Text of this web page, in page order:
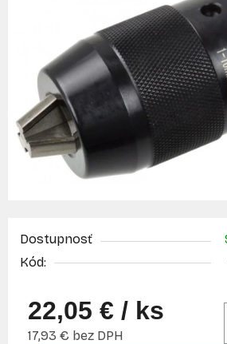
Dostupnosť
Kód:
22,05 € / ks
17,93 € bez DPH